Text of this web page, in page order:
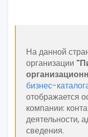
На данной
организации
бизнес-
отображается
компании:
деятельности,
сведения.